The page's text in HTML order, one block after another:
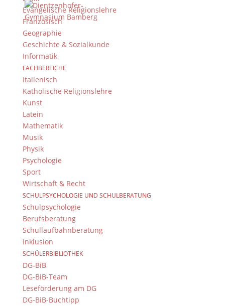
Evangelische Religionslehre
Französisch
Geographie
Geschichte & Sozialkunde
Informatik
FACHBEREICHE
Italienisch
Katholische Religionslehre
Kunst
Latein
Mathematik
Musik
Physik
Psychologie
Sport
Wirtschaft & Recht
SCHULPSYCHOLOGIE UND SCHULBERATUNG
Schulpsychologie
Berufsberatung
Schullaufbahnberatung
Inklusion
SCHÜLERBIBLIOTHEK
DG-BiB
DG-BiB-Team
Leseförderung am DG
DG-BiB-Buchtipp
Kontakt Webteam
Kontaktieren Sie das Webteam
© 2015-2017 Dientzenhofer-Gymnasium Bamberg -